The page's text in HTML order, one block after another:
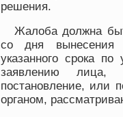
решения.
Жалоба должна
со дня вынесения
указанного срока
заявлению лица,
постановление, или
органом,